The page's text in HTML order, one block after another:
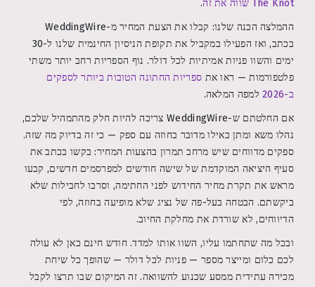
The Knot שווה את זה
.
ההמלצה הכנה שלנו: קבלו את הצעת המחיר מ-WeddingWire
בכתב, ואז הפעילו במקביל את תקופת הניסיון החינמית שלנו ל-30
ימים והשוו פניות אמיתיות לכל דולר. נוף הספריות רחב יותר משתי
פלטפורמות — ראו את ספריות החתונה הטובות ביותר לספקים
ב-2026
למפה המלאה.
אם החלטתם ש-WeddingWire צריכה להיות חלק מהתמהיל שלכם,
נהלו משא ומתן כאילו מדובר בחוזה עם ספק — כי זה בדיוק מה שזה.
ספקים מדווחים שיש מרחב תמרון בהצעות המחיר: בקשו בכתב את
סעיף היציאה המוקדמת של שישה חודשים למפרסמים חדשים, קבעו
מראש את תקרת מחיר החידוש לפני החתימה, וסרבו לחבילות שלא
ביקשתם. הבטחה בעל-פה של נציג שלא מופיעה בחוזה, לפי
הדיווחים, לא שורדת את מחלקת החיוב.
ובכל מה שתחתמו עליו, השוו אותו למדד. חודש חינם כאן לא עולה
לכם כלום ומייצר מספר — פניות לכל דולר — שהופך כל שיחת
מכירה עתידית ממסע שכנוע להשוואה. זה המיקום שבו תרצו לקבל